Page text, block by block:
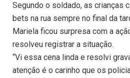
Segundo o soldado, as crianças
bets na rua sempre no final da
Mariela ficou surpresa com a
resolveu registrar a situação.
“Vi essa cena linda e resolvi
atenção é o carinho que os